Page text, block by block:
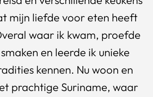
mijn liefde voor eten heeft
waar ik kwam, proefde
en leerde ik unieke
kennen. Nu woon en
prachtige Suriname, waar